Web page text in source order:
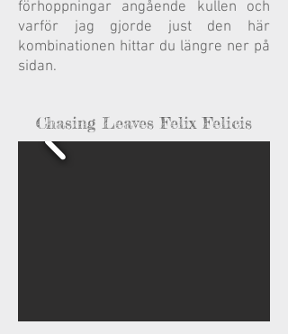
förhoppningar angående kullen och
varför jag gjorde just den här
kombinationen hittar du längre ner på
sidan.
Chasing Leaves Felix Felicis